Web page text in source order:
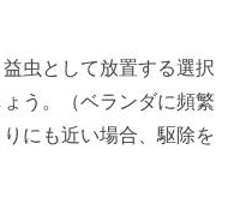
虫として放置する選択
う。（ベランダに頻繁
にも近い場合、駆除を